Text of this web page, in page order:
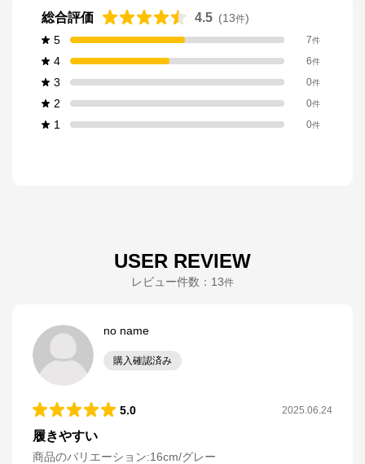
総合評価 4.5 (13件)
5
7件
4 6件
3 0件
2 0件
1 0件
USER REVIEW
レビュー件数： 13件
no name
購入確認済み
5.0 2025.06.24
履きやすい
商品のバリエーション:16cm/グレー